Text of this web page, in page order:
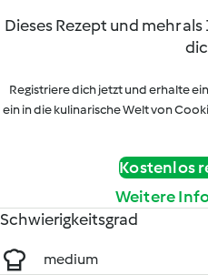
Dieses Rezept und mehr
Registriere dich jetzt und erhalte
ein in die kulinarische Welt von
Kostenlos
Weitere
Schwierigkeitsgrad
medium